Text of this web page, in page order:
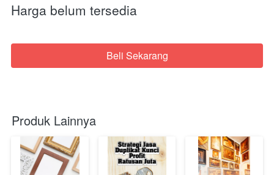
Harga belum tersedia
`Beli Sekarang
Produk Lainnya